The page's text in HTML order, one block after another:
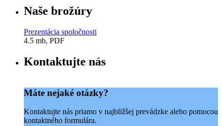
Naše brožúry
Prezentácia spoločnosti
4.5 mb, PDF
Kontaktujte nás
Máte nejaké otázky?
Kontaktujte nás priamo v najbližšej prevádzke alebo pomocou
kontaktného formulára.